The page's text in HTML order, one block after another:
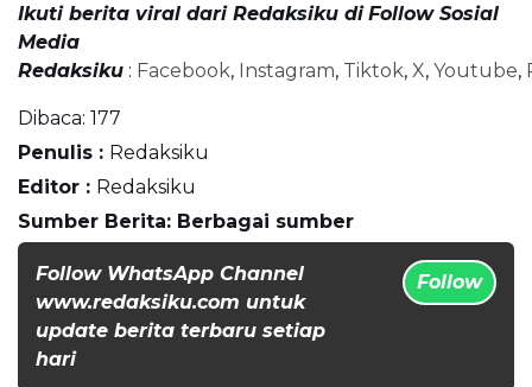
Ikuti berita viral dari Redaksiku di Follow Sosial
Media
Redaksiku : Facebook, Instagram, Tiktok, X, Youtube,
Dibaca: 177
Penulis : Redaksiku
Editor : Redaksiku
Sumber Berita: Berbagai sumber
Follow WhatsApp Channel
www.redaksiku.com untuk
update berita terbaru setiap
hari
Follow